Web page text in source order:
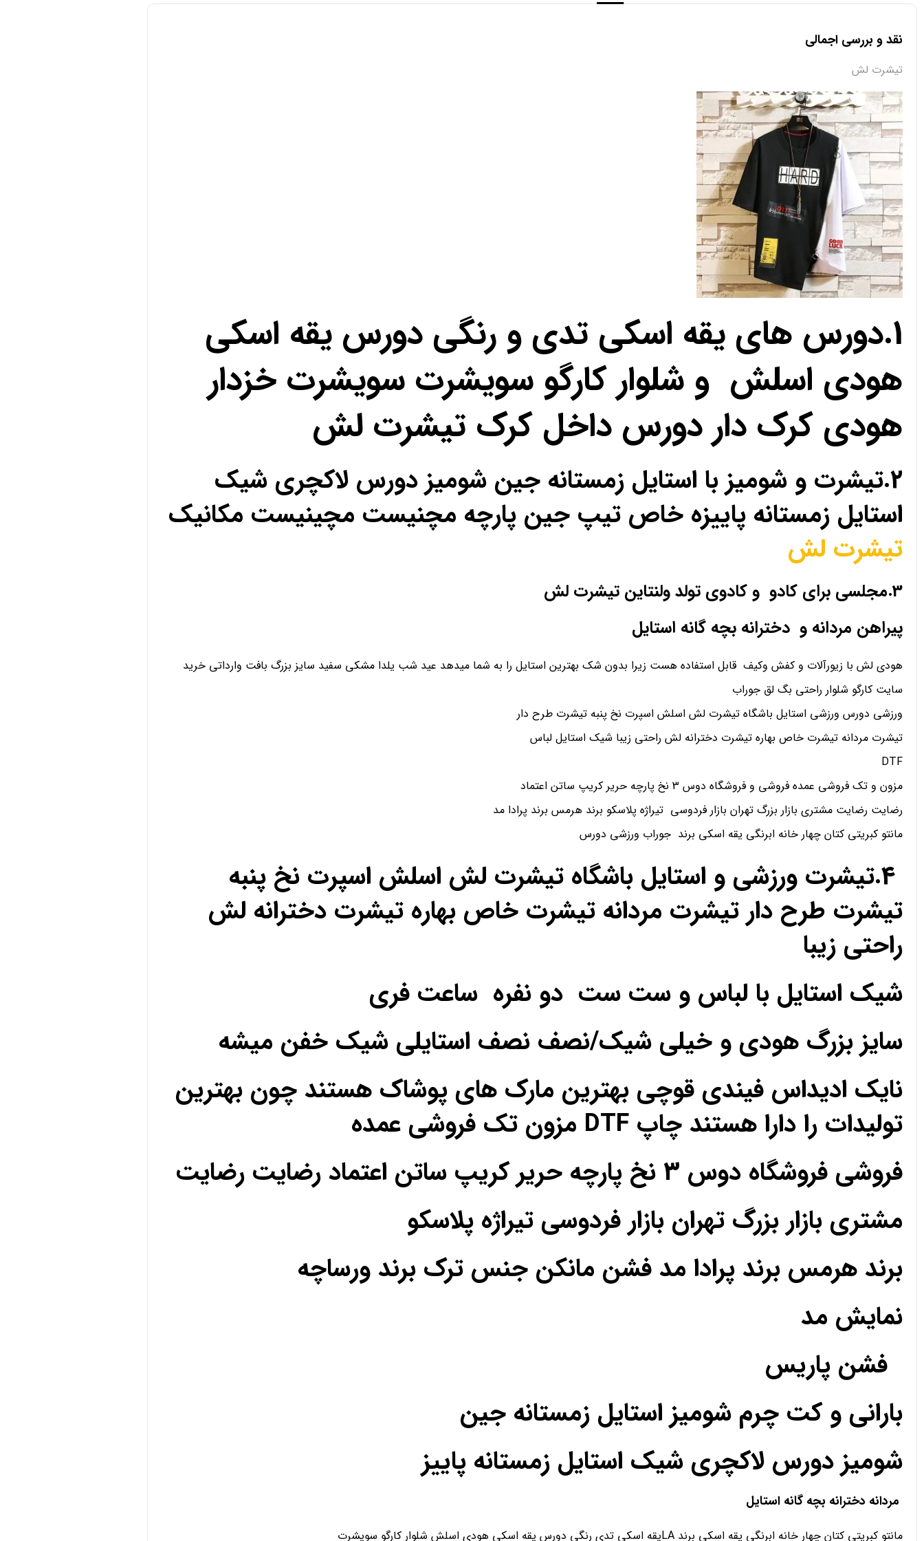
نقد و بررسی اجمالی
تیشرت لش
1.دورس های یقه اسکی تدی و رنگی دورس یقه اسکی
هودی اسلش و شلوار کارگو سویشرت سویشرت خزدار
هودی کرک دار دورس داخل کرک تیشرت لش
2.تیشرت و شومیز با استایل زمستانه جین شومیز دورس لاکچری شیک
استایل زمستانه پاییزه خاص تیپ جین پارچه مچنیست مچینیست مکانیک
تیشرت لش
3.مجلسی برای کادو و کادوی تولد ولنتاین تیشرت لش
پیراهن مردانه و دخترانه بچه گانه استایل
هودی لش با زیورآلات و کفش وکیف قابل استفاده هست زیرا بدون شک بهترین استایل را به شما میدهد عید شب یلدا مشکی سفید سایز بزرگ بافت وارداتی خرید
سایت کارگو شلوار راحتی بگ لق جوراب
ورزشی دورس ورزشی استایل باشگاه تیشرت لش اسلش اسپرت نخ پنبه تیشرت طرح دار
تیشرت مردانه تیشرت خاص بهاره تیشرت دخترانه لش راحتی زیبا شیک استایل لباس
DTF
مزون و تک فروشی عمده فروشی و فروشگاه دوس 3 نخ پارچه حریر کریپ ساتن اعتماد
رضایت رضایت مشتری بازار بزرگ تهران بازار فردوسی تیراژه پلاسکو برند هرمس برند پرادا مد
مانتو کبریتی کتان چهار خانه ابرنگی یقه اسکی برند جوراب ورزشی دورس
4.تیشرت ورزشی و استایل باشگاه تیشرت لش اسلش اسپرت نخ پنبه
تیشرت طرح دار تیشرت مردانه تیشرت خاص بهاره تیشرت دخترانه لش
راحتی زیبا
شیک استایل با لباس و ست ست دو نفره ساعت فری
سایز بزرگ هودی و خیلی شیک/نصف نصف استایلی شیک خفن میشه
نایک ادیداس فیندی قوچی بهترین مارک های پوشاک هستند چون بهترین
تولیدات را دارا هستند چاپ DTF مزون تک فروشی عمده
فروشی فروشگاه دوس 3 نخ پارچه حریر کریپ ساتن اعتماد رضایت رضایت
مشتری بازار بزرگ تهران بازار فردوسی تیراژه پلاسکو
برند هرمس برند پرادا مد فشن مانکن جنس ترک برند ورساچه
نمایش مد
فشن پاریس
بارانی و کت چرم شومیز استایل زمستانه جین
شومیز دورس لاکچری شیک استایل زمستانه پاییز
مردانه دخترانه بچه گانه استایل
مانتو کبریتی کتان چهار خانه ابرنگی یقه اسکی برند LAیقه اسکی تدی رنگی دورس یقه اسکی هودی اسلش شلوار کارگو سویشرت